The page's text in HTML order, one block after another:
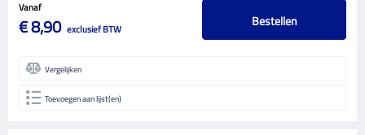
Vanaf
€ 8,90 exclusief BTW Bestellen
Vergelijken
Toevoegen aan lijst(en)